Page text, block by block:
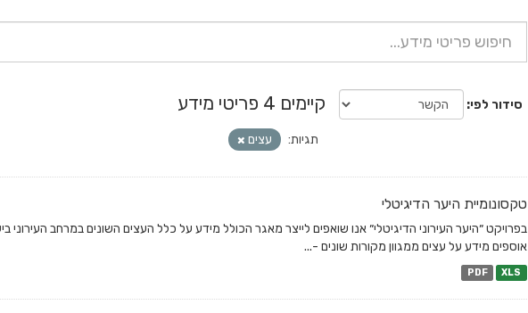
סידור לפי קיימים 4 פריטי מידע
תגיות: עצים
טקסונומיית היער הדיגיטלי
בפרויקט ״היער העירוני הדיגיטלי״ אנו שואפים לייצר מאגר הכולל מידע על כלל העצים השונים במרחב
אוספים מידע על עצים ממגוון מקורות שונים -...
PDF XLS